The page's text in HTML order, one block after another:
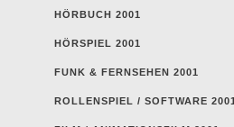
HÖRBUCH 2001
HÖRSPIEL 2001
FUNK & FERNSEHEN 2001
ROLLENSPIEL / SOFTWARE 2001